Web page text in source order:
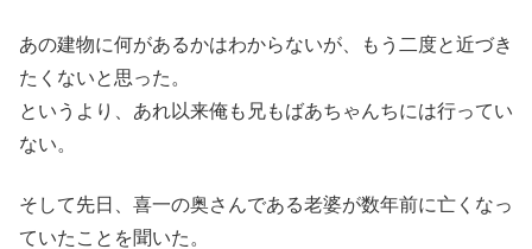
あの建物に何があるかはわからないが、もう二度と近づき
たくないと思った。
というより、あれ以来俺も兄もばあちゃんちには行ってい
ない。
そして先日、喜一の奥さんである老婆が数年前に亡くなっ
ていたことを聞いた。